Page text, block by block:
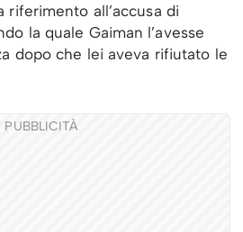
riferimento all’accusa di
la quale Gaiman l’avesse
dopo che lei aveva rifiutato le
PUBBLICITÀ